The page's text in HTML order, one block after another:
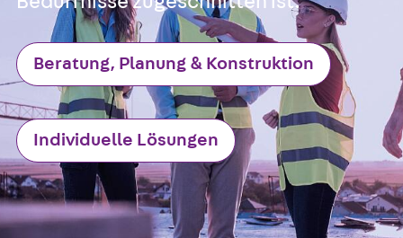
Unternehmen
Zurück Unternehmen
Über PohlCon
Werte & Philosophie
Service & Qualität
Unsere Geschichte
Mitgliedschaften &
Aktuelles
Zurück Aktuelles
Beratung, Planung & Konstruktion
Individuelle Lösungen